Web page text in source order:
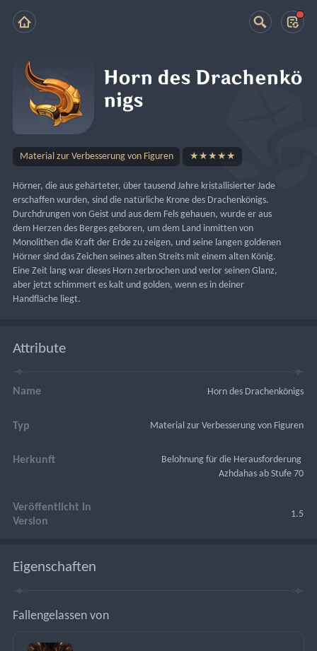
Horn des Drachenkö
nigs
Material zur Verbesserung von Figuren ★★★★★
Hörner, die aus gehärteter, über tausend Jahre kristallisierter Jade
erschaffen wurden, sind die natürliche Krone des Drachenkönigs.
Durchdrungen von Geist und aus dem Fels gehauen, wurde er aus
dem Herzen des Berges geboren, um dem Land inmitten von
Monolithen die Kraft der Erde zu zeigen, und seine langen goldenen
Hörner sind das Zeichen seines alten Streits mit einem alten König.
Eine Zeit lang war dieses Horn zerbrochen und verlor seinen Glanz,
aber jetzt schimmert es kalt und golden, wenn es in deiner
Handfläche liegt.
Attribute
Name Horn des Drachenkönigs
Typ Material zur Verbesserung von Figuren
Herkunft
Belohnung für die Herausforderung
Azhdahas ab Stufe 70
Veröffentlicht in
Version
1.5
Eigenschaften
Fallengelassen von